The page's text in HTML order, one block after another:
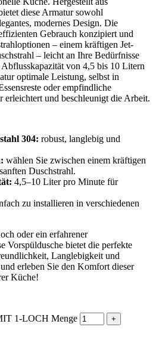
diese Armatur sowohl
modernes Design. Die
Gebrauch konzipiert und
– einem kräftigen Jet-
– leicht an Ihre Bedürfnisse
von 4,5 bis 10 Litern
optimale Leistung, selbst in
oder empfindliche
erleichtert und beschleunigt die Arbeit.
304: robust, langlebig und
wählen Sie zwischen einem kräftigen
Duschstrahl.
4,5–10 Liter pro Minute für
zu installieren in verschiedenen
oder ein erfahrener
Vorspüldusche bietet die perfekte
Langlebigkeit und
erleben Sie den Komfort dieser
Küche!
1-LOCH Menge